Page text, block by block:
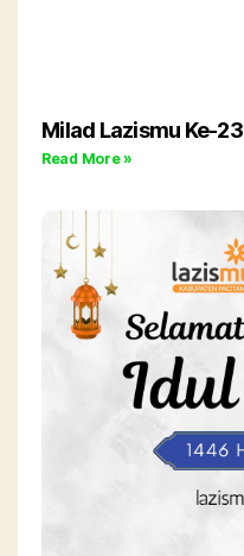
Milad Lazismu Ke-23
Read More »